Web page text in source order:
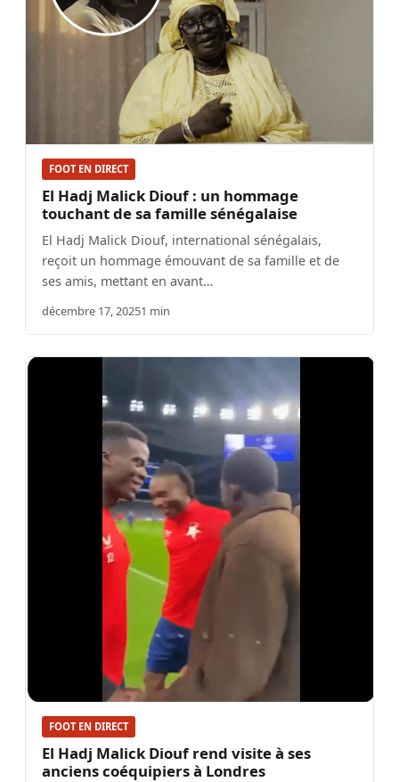
FOOT EN DIRECT
El Hadj Malick Diouf : un hommage
touchant de sa famille sénégalaise
El Hadj Malick Diouf, international sénégalais,
reçoit un hommage émouvant de sa famille et de
ses amis, mettant en avant…
décembre 17, 20251 min
FOOT EN DIRECT
El Hadj Malick Diouf rend visite à ses
anciens coéquipiers à Londres